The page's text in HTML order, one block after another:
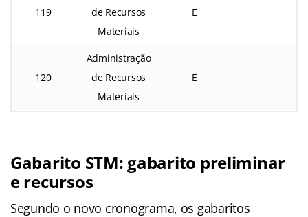
119
de Recursos
Materiais
E
120
Administração
de Recursos
Materiais
E
Gabarito STM: gabarito preliminar
e recursos
Segundo o novo cronograma, os gabaritos